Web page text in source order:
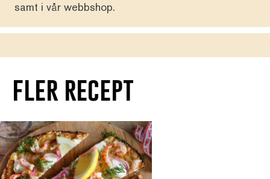
samt i vår webbshop.
fler recept